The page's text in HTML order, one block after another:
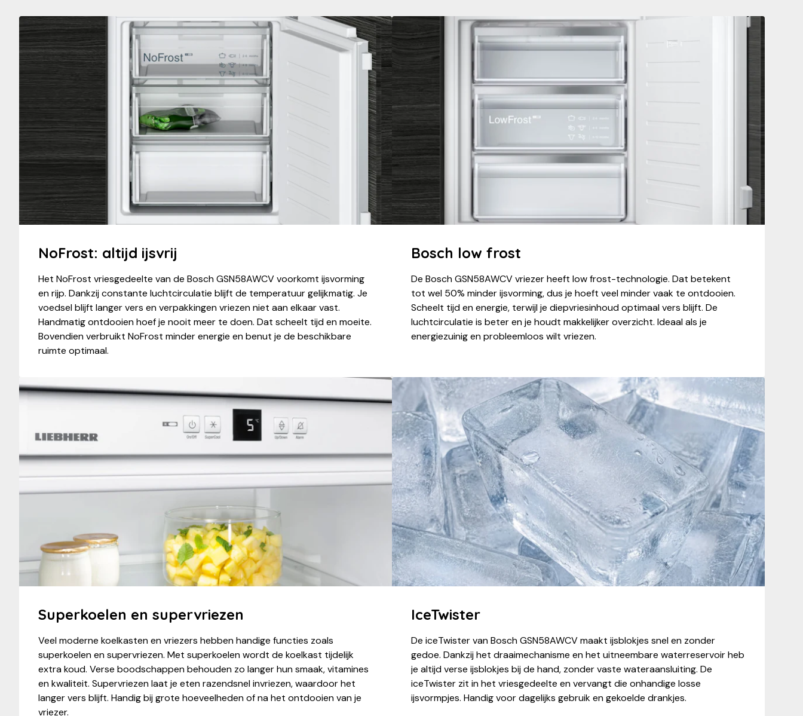
NoFrost: altijd ijsvrij
Het NoFrost vriesgedeelte van de Bosch GSN58AWCV voorkomt ijsvorming
en rijp. Dankzij constante luchtcirculatie blijft de temperatuur gelijkmatig. Je
voedsel blijft langer vers en verpakkingen vriezen niet aan elkaar vast.
Handmatig ontdooien hoef je nooit meer te doen. Dat scheelt tijd en moeite.
Bovendien verbruikt NoFrost minder energie en benut je de beschikbare
ruimte optimaal.
Bosch low frost
De Bosch GSN58AWCV vriezer heeft low frost-technologie. Dat betekent
tot wel 50% minder ijsvorming, dus je hoeft veel minder vaak te ontdooien.
Scheelt tijd en energie, terwijl je diepvriesinhoud optimaal vers blijft. De
luchtcirculatie is beter en je houdt makkelijker overzicht. Ideaal als je
energiezuinig en probleemloos wilt vriezen.
Superkoelen en supervriezen
Veel moderne koelkasten en vriezers hebben handige functies zoals
superkoelen en supervriezen. Met superkoelen wordt de koelkast tijdelijk
extra koud. Verse boodschappen behouden zo langer hun smaak, vitamines
en kwaliteit. Supervriezen laat je eten razendsnel invriezen, waardoor het
langer vers blijft. Handig bij grote hoeveelheden of na het ontdooien van je
vriezer.
IceTwister
De iceTwister van Bosch GSN58AWCV maakt ijsblokjes snel en zonder
gedoe. Dankzij het draaimechanisme en het uitneembare waterreservoir heb
je altijd verse ijsblokjes bij de hand, zonder vaste wateraansluiting. De
iceTwister zit in het vriesgedeelte en vervangt die onhandige losse
ijsvormpjes. Handig voor dagelijks gebruik en gekoelde drankjes.